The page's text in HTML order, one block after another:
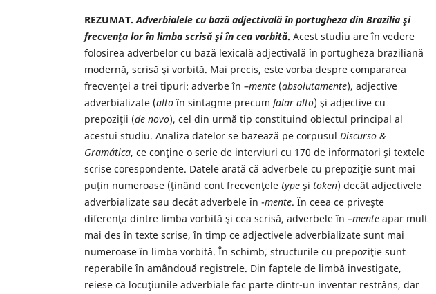
REZUMAT. Adverbialele cu bază adjectivală în portugheza din Brazilia şi
frecvenţa lor în limba scrisă şi în cea vorbită. Acest studiu are în vedere
folosirea adverbelor cu bază lexicală adjectivală în portugheza braziliană
modernă, scrisă şi vorbită. Mai precis, este vorba despre compararea
frecvenţei a trei tipuri: adverbe în –mente (absolutamente), adjective
adverbializate (altoîn sintagme precum falar alto) şi adjective cu
prepoziţii (de novo), cel din urmă tip constituind obiectul principal al
acestui studiu. Analiza datelor se bazează pe corpusul Discurso &
Gramática, ce conţine o serie de interviuri cu 170 de informatori şi textele
scrise corespondente. Datele arată că adverbele cu prepoziţie sunt mai
puţin numeroase (ţinând cont frecvenţele type şi token) decât adjectivele
adverbializate sau decât adverbele în -mente. În ceea ce priveşte
diferenţa dintre limba vorbită şi cea scrisă, adverbele în –mente apar mult
mai des în texte scrise, în timp ce adjectivele adverbializate sunt mai
numeroase în limba vorbită. În schimb, structurile cu prepoziţie sunt
reperabile în amândouă registrele. Din faptele de limbă investigate,
reiese că locuţiunile adverbiale fac parte dintr-un inventar restrâns, dar